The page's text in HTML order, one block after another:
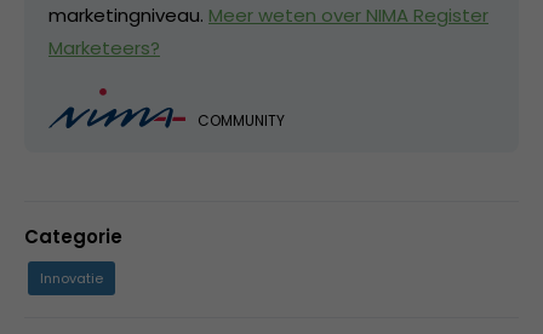
marketingniveau. Meer weten over NIMA Register
Marketeers?
COMMUNITY
Categorie
Innovatie